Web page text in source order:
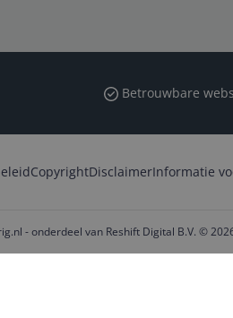
Betrouwbare
CopyrightDisclaimerInformatie
- onderdeel van Reshift Digital B.V. ©